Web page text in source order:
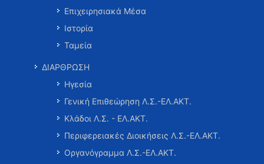
Επιχειρησιακά Μέσα
Ιστορία
Ταμεία
ΔΙΑΡΘΡΩΣΗ
Ηγεσία
Γενική Επιθεώρηση Λ.Σ.-ΕΛ.ΑΚΤ.
Κλάδοι Λ.Σ. - ΕΛ.ΑΚΤ.
Περιφερειακές Διοικήσεις Λ.Σ.-ΕΛ.ΑΚΤ.
Οργανόγραμμα Λ.Σ.-ΕΛ.ΑΚΤ.